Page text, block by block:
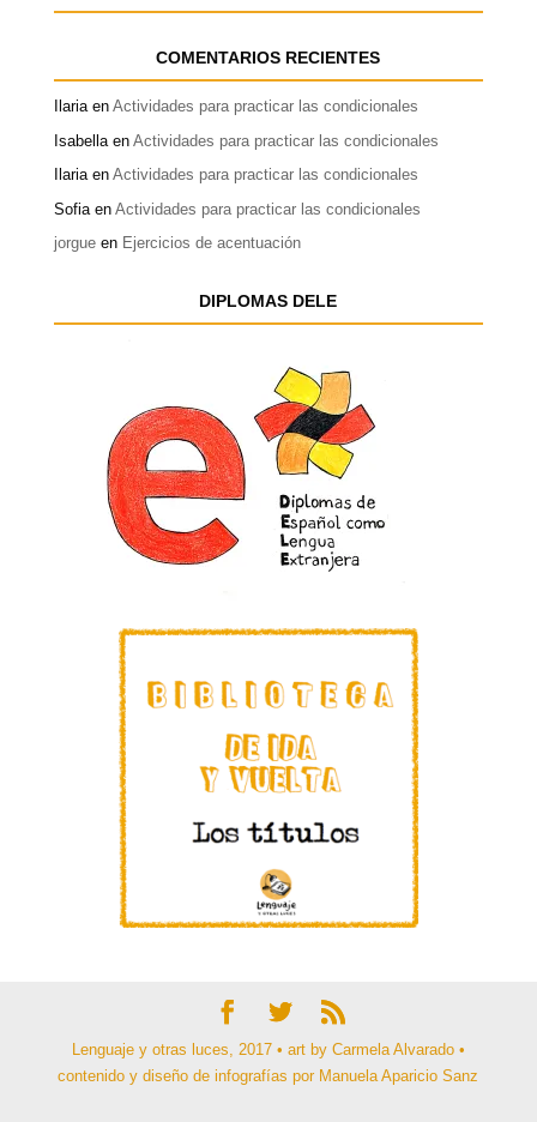
COMENTARIOS RECIENTES
Ilariaen Actividades para practicar las condicionales
Isabellaen Actividades para practicar las condicionales
Ilariaen Actividades para practicar las condicionales
Sofiaen Actividades para practicar las condicionales
jorgueen Ejercicios de acentuación
DIPLOMAS DELE
Lenguaje y otras luces, 2017 • art by Carmela Alvarado •
contenido y diseño de infografías por Manuela Aparicio Sanz